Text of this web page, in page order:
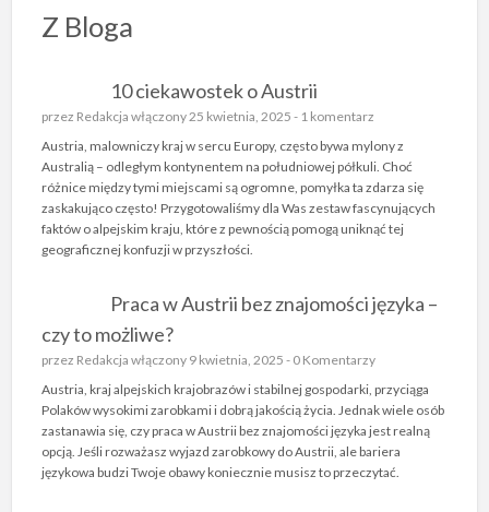
Z Bloga
10 ciekawostek o Austrii
przez Redakcja włączony 25 kwietnia, 2025 - 1 komentarz
Austria, malowniczy kraj w sercu Europy, często bywa mylony z
Australią – odległym kontynentem na południowej półkuli. Choć
różnice między tymi miejscami są ogromne, pomyłka ta zdarza się
zaskakująco często! Przygotowaliśmy dla Was zestaw fascynujących
faktów o alpejskim kraju, które z pewnością pomogą uniknąć tej
geograficznej konfuzji w przyszłości.
Praca w Austrii bez znajomości języka –
czy to możliwe?
przez Redakcja włączony 9 kwietnia, 2025 - 0 Komentarzy
Austria, kraj alpejskich krajobrazów i stabilnej gospodarki, przyciąga
Polaków wysokimi zarobkami i dobrą jakością życia. Jednak wiele osób
zastanawia się, czy praca w Austrii bez znajomości języka jest realną
opcją. Jeśli rozważasz wyjazd zarobkowy do Austrii, ale bariera
językowa budzi Twoje obawy koniecznie musisz to przeczytać.